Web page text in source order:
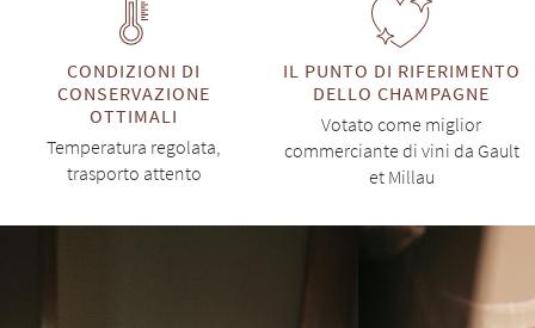
CONDIZIONI DI
CONSERVAZIONE
OTTIMALI
Temperatura regolata,
trasporto attento
IL PUNTO DI RIFERIMENTO
DELLO CHAMPAGNE
Votato come miglior
commerciante di vini da Gault
et Millau